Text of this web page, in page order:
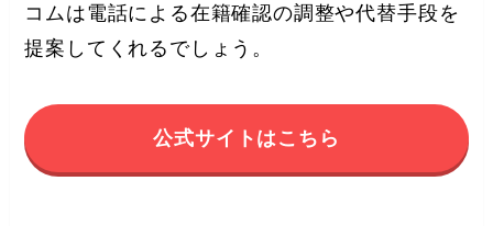
コムは電話による在籍確認の調整や代替手段を
提案してくれるでしょう。
公式サイトはこちら